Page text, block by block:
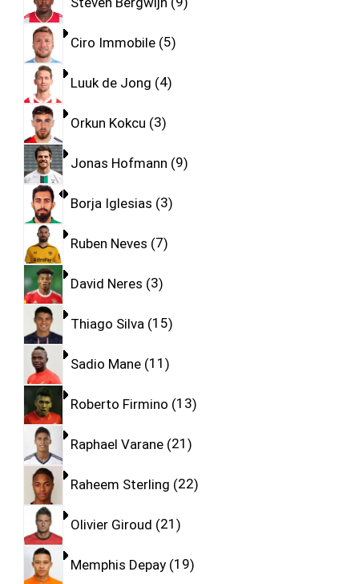
Ciro Immobile 5
Luuk de Jong 4
Orkun Kokcu 3
Jonas Hofmann 9
Borja Iglesias 3
Ruben Neves 7
David Neres 3
Thiago Silva 15
Sadio Mane 11
Roberto Firmino 13
Raphael Varane 21
Raheem Sterling 22
Olivier Giroud 21
Memphis Depay 19